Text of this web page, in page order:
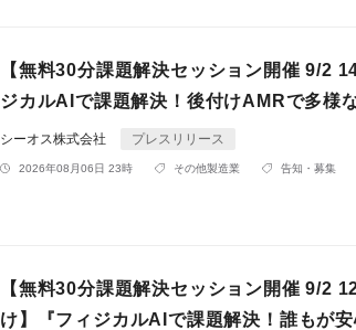
【無料30分課題解決セッション開催 9/2
ジカルAIで課題解決！後付けAMRで多様
シーオス株式会社 プレスリリース
2026年08月06日 23時 その他製造業 告知・募集
【無料30分課題解決セッション開催 9/2
け】『フィジカルAIで課題解決！誰もが安